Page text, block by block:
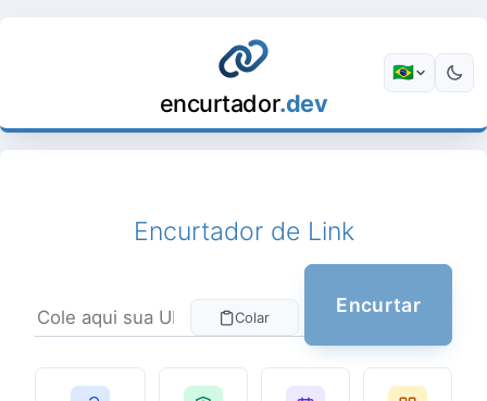
encurtador.dev
🇧🇷
Escolher
Encurtador de Link
Colar
Encurtar